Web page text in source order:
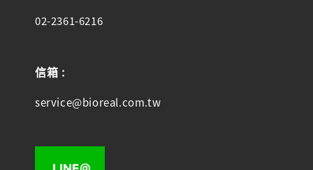
02-2361-6216
信箱 :
service@bioreal.com.tw